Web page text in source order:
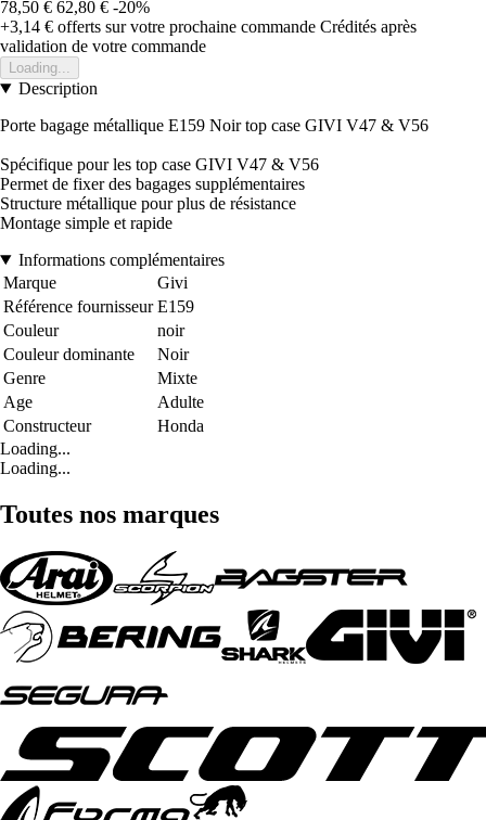
78,50 € 62,80 € -20%
+3,14 € offerts sur votre prochaine commande Crédités après
validation de votre commande
Loading...
Description
Porte bagage métallique E159 Noir top case GIVI V47 & V56
Spécifique pour les top case GIVI V47 & V56
Permet de fixer des bagages supplémentaires
Structure métallique pour plus de résistance
Montage simple et rapide
Informations complémentaires
Marque
Givi
Référence fournisseur E159
Couleur
noir
Couleur dominante
Noir
Genre
Mixte
Age
Adulte
Constructeur
Honda
Loading...
Loading...
Toutes nos marques